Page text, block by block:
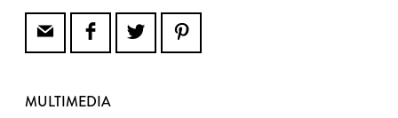
MULTIMEDIA